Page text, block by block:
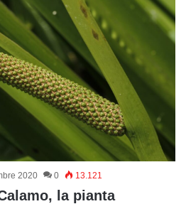
2020 0 13.121
la pianta